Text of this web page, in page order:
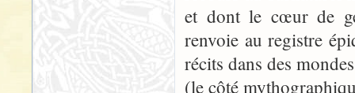
et dont le cœur de
renvoie au registre
récits dans des
(le côté